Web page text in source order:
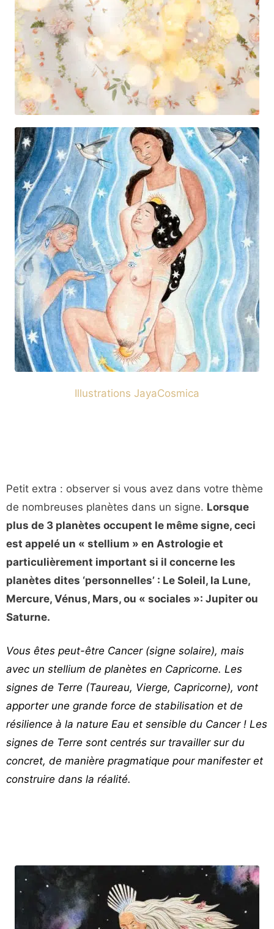
Illustrations JayaCosmica
Petit extra : observer si vous avez dans votre thème
de nombreuses planètes dans un signe. Lorsque
plus de 3 planètes occupent le même signe, ceci
est appelé un « stellium » en Astrologie et
particulièrement important si il concerne les
planètes dites ‘personnelles’ : Le Soleil, la Lune,
Mercure, Vénus, Mars, ou « sociales »: Jupiter ou
Saturne.
Vous êtes peut-être Cancer (signe solaire), mais
avec un stellium de planètes en Capricorne. Les
signes de Terre (Taureau, Vierge, Capricorne), vont
apporter une grande force de stabilisation et de
résilience à la nature Eau et sensible du Cancer ! Les
signes de Terre sont centrés sur travailler sur du
concret, de manière pragmatique pour manifester et
construire dans la réalité.